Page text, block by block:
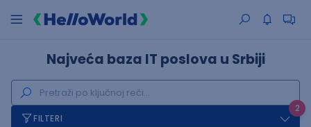
Najveća baza IT poslova u Srbiji
2
FILTERI